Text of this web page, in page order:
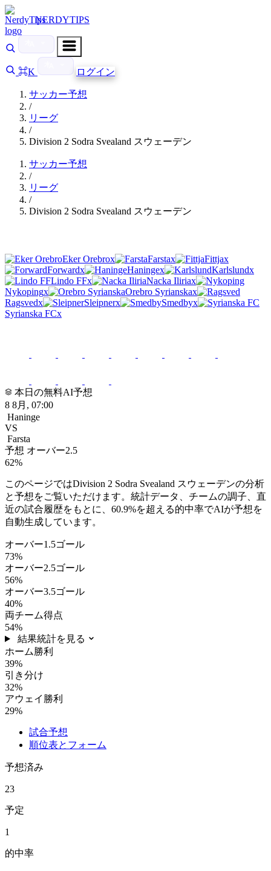
NERDYTIPS
⌘K ログイン
サッカー予想
/
リーグ
/
Division 2 Sodra Svealand スウェーデン
サッカー予想
/
リーグ
/
Division 2 Sodra Svealand スウェーデン
Eker Orebrox Farstax Fittjax
Forwardx Haningex Karlslundx
Lindo FFx Nacka Iliriax
Nykopingx Orebro Syrianskax
Ragsvedx Sleipnerx Smedbyx
Syrianska FCx
本日の無料AI予想
8 8月, 07:00
Haninge
VS
Farsta
予想 オーバー2.5
62%
このページではDivision 2 Sodra Svealand スウェーデンの分析
と予想をご覧いただけます。統計データ、チームの調子、直
近の試合履歴をもとに、60.9%を超える的中率でAIが予想を
自動生成しています。
オーバー1.5ゴール
73%
オーバー2.5ゴール
56%
オーバー3.5ゴール
40%
両チーム得点
54%
結果統計を見る
ホーム勝利
39%
引き分け
32%
アウェイ勝利
29%
試合予想
順位表とフォーム
予想済み
23
予定
1
的中率